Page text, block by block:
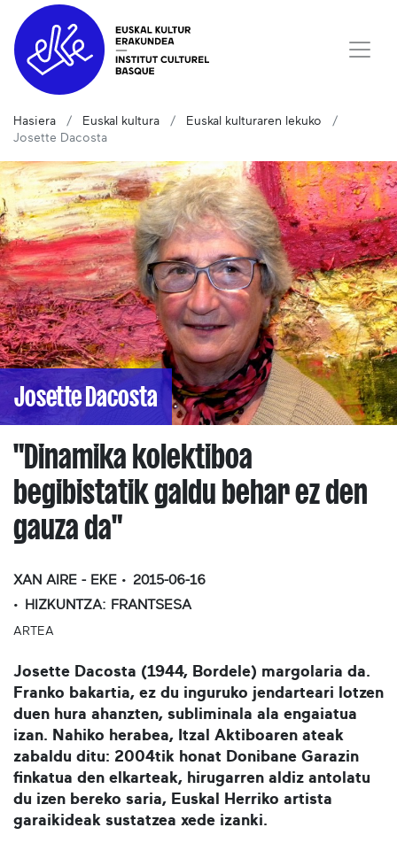
Hasiera Euskal kultura
Euskal kulturaren lekuko
Josette Dacosta
Josette Dacosta
"Dinamika kolektiboa
begibistatik galdu behar ez den
gauza da"
XAN AIRE - EKE
2015-06-16
HIZKUNTZA: FRANTSESA
ARTEA
Josette Dacosta (1944, Bordele) margolaria da.
Franko bakartia, ez du inguruko jendarteari lotzen
duen hura ahanzten, subliminala ala engaiatua
izan. Nahiko herabea, Itzal Aktiboaren ateak
zabaldu ditu: 2004tik honat Donibane Garazin
finkatua den elkarteak, hirugarren aldiz antolatu
du izen bereko saria, Euskal Herriko artista
garaikideak sustatzea xede izanki.